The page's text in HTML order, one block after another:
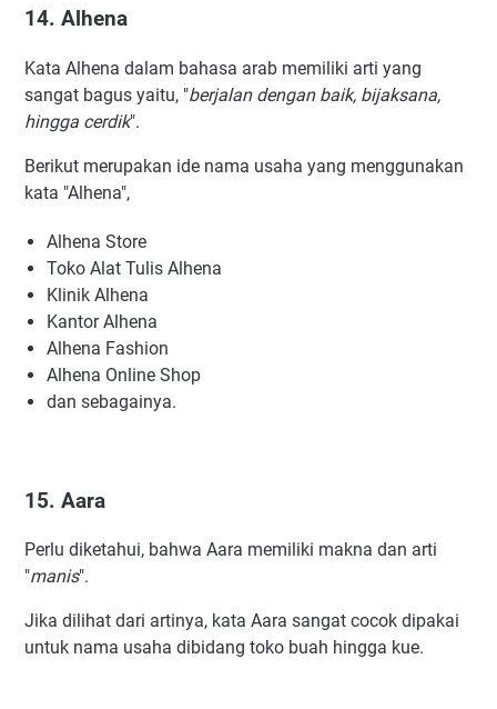
14. Alhena
Kata Alhena dalam bahasa arab memiliki arti yang
sangat bagus yaitu, "berjalan dengan baik, bijaksana,
hingga cerdik".
Berikut merupakan ide nama usaha yang menggunakan
kata "Alhena",
Alhena Store
Toko Alat Tulis Alhena
Klinik Alhena
Kantor Alhena
Alhena Fashion
Alhena Online Shop
dan sebagainya.
15. Aara
Perlu diketahui, bahwa Aara memiliki makna dan arti
"manis".
Jika dilihat dari artinya, kata Aara sangat cocok dipakai
untuk nama usaha dibidang toko buah hingga kue.